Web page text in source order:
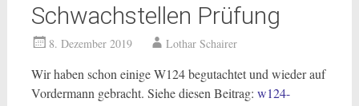
Schwachstellen Prüfung
8. Dezember 2019 Lothar Schairer
Wir haben schon einige W124 begutachtet und wieder auf
Vordermann gebracht. Siehe diesen Beitrag: w124-